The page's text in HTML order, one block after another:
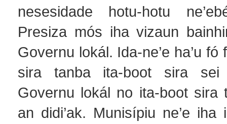
nesesidade hotu-hotu
Presiza mós iha vizaun
Governu lokál. Ida-ne’e ha’u fó
sira tanba ita-boot sira sei
Governu lokál no ita-boot sira
an didi’ak. Munisípiu ne’e iha